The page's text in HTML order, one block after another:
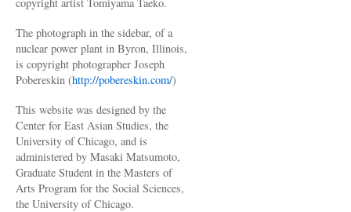
The photograph in the sidebar, of a
nuclear power plant in Byron, Illinois,
is copyright photographer Joseph
Pobereskin (http://pobereskin.com/)
This website was designed by the
Center for East Asian Studies, the
University of Chicago, and is
administered by Masaki Matsumoto,
Graduate Student in the Masters of
Arts Program for the Social Sciences,
the University of Chicago.